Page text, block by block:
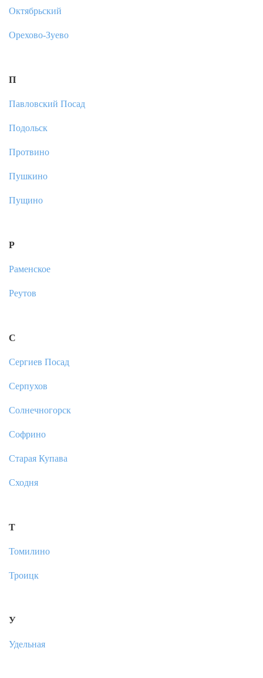
Октябрьский
Орехово-Зуево
П
Павловский Посад
Подольск
Протвино
Пушкино
Пущино
Р
Раменское
Реутов
С
Сергиев Посад
Серпухов
Солнечногорск
Софрино
Старая Купава
Сходня
Т
Томилино
Троицк
У
Удельная